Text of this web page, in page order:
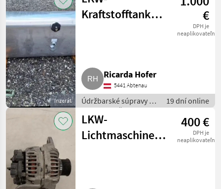
pre nákladné
autá
Inzerát
Kraftstofftank
€
DPH je
neaplikovateľné
Ricarda Hofer
5441 Abtenau
Údržbarské súpravy a
súčiastky / Časti pre
nákladné autá
19 dní online
LKW-
Lichtmaschine
400 €
DPH je
neaplikovateľné